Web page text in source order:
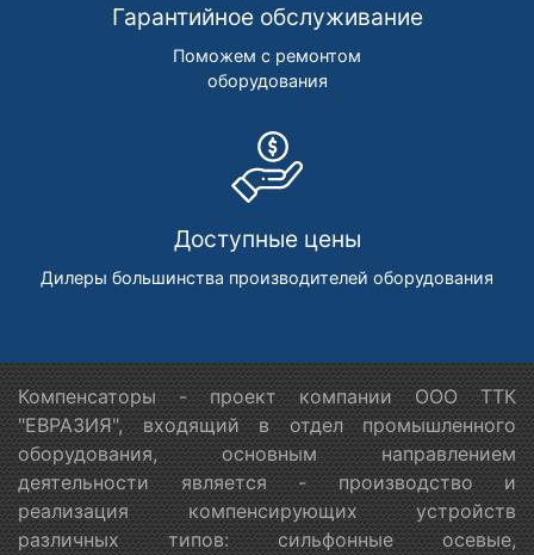
Гарантийное обслуживание
Поможем с ремонтом
оборудования
Доступные цены
Дилеры большинства производителей оборудования
Компенсаторы - проект компании ООО ТТК
"ЕВРАЗИЯ", входящий в отдел промышленного
оборудования, основным направлением
деятельности является - производство и
реализация компенсирующих устройств
различных типов: сильфонные осевые,